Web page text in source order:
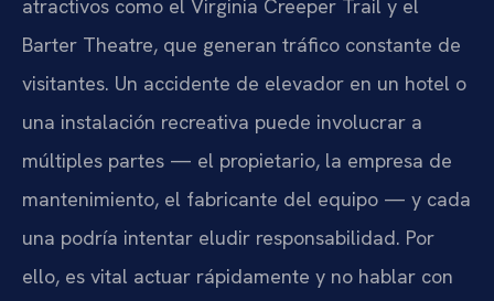
atractivos como el Virginia Creeper Trail y el
Barter Theatre, que generan tráfico constante de
visitantes. Un accidente de elevador en un hotel o
una instalación recreativa puede involucrar a
múltiples partes — el propietario, la empresa de
mantenimiento, el fabricante del equipo — y cada
una podría intentar eludir responsabilidad. Por
ello, es vital actuar rápidamente y no hablar con